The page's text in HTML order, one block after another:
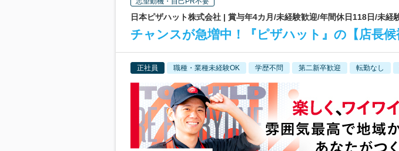
日本ピザハット株式会社 | 賞与年4カ月/未経験歓迎/年間休日118日/未経
チャンスが急増中！『ピザハット』の【店長
正社員 職種・業種未経験OK 学歴不問 第二新卒歓迎 転勤なし